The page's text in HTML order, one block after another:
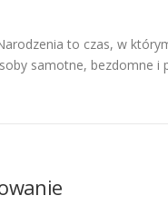
to czas, w
samotne, bezdomne